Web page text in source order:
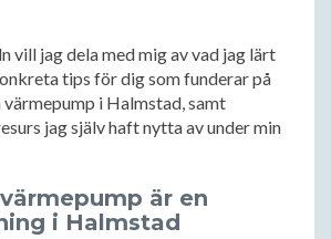
vill jag dela med mig av vad jag lärt
tips för dig som funderar på
i Halmstad, samt
jag själv haft nytta av under min
är en
i Halmstad